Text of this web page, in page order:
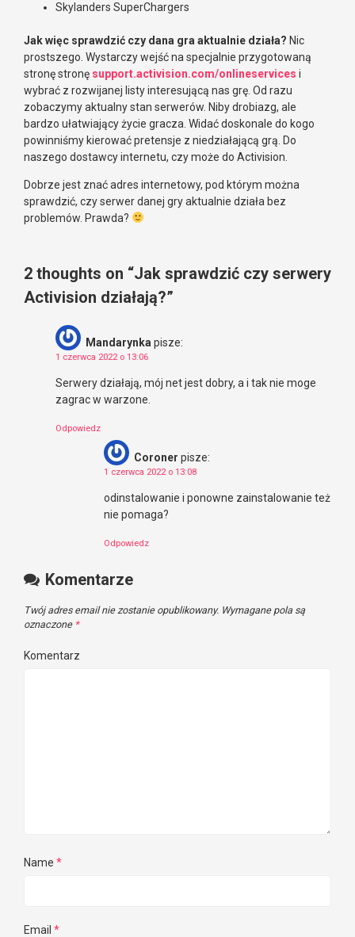
Skylanders SuperChargers
Jak więc sprawdzić czy dana gra aktualnie działa? Nic
prostszego. Wystarczy wejść na specjalnie przygotowaną
stronę stronę support.activision.com/onlineservices i
wybrać z rozwijanej listy interesującą nas grę. Od razu
zobaczymy aktualny stan serwerów. Niby drobiazg, ale
bardzo ułatwiający życie gracza. Widać doskonale do kogo
powinniśmy kierować pretensje z niedziałającą grą. Do
naszego dostawcy internetu, czy może do Activision.
Dobrze jest znać adres internetowy, pod którym można
sprawdzić, czy serwer danej gry aktualnie działa bez
problemów. Prawda?
2 thoughts on “Jak sprawdzić czy serwery
Activision działają?”
Mandarynka pisze:
1 czerwca 2022 o 13:06
Serwery działają, mój net jest dobry, a i tak nie moge
zagrac w warzone.
Odpowiedz
Coroner pisze:
1 czerwca 2022 o 13:08
odinstalowanie i ponowne zainstalowanie też
nie pomaga?
Odpowiedz
Komentarze
Twój adres email nie zostanie opublikowany. Wymagane pola są
oznaczone *
Komentarz
Name *
Email *